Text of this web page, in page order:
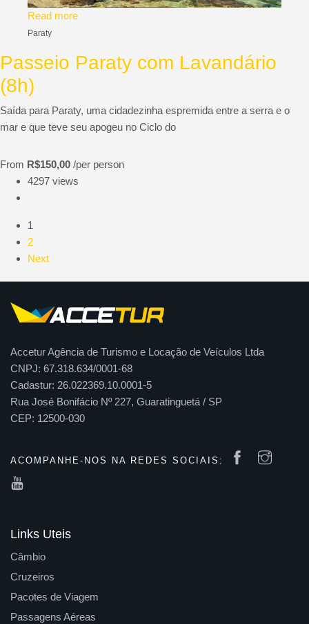
Read more
Paraty
Passeio Paraty com Lavandário
(8h)
Saída para Paraty, uma cidadezinha espremida entre a serra e o
mar e que teve seu apogeu no Ciclo do
From R$150,00 /per person
4297 views
1
2
Next
Accetur Agência de Turismo e Locação de Veículos Ltda
CNPJ: 67.318.634/0001-68
Cadastur: 26.022369.10.0001-5
Rua José Bonifácio Nº 227, Guaratinguetá / SP
CEP: 12500-030
ACOMPANHE-NOS NA REDES SOCIAIS:
Links Uteis
Câmbio
Cruzeiros
Pacotes de Viagem
Passagens Aéreas